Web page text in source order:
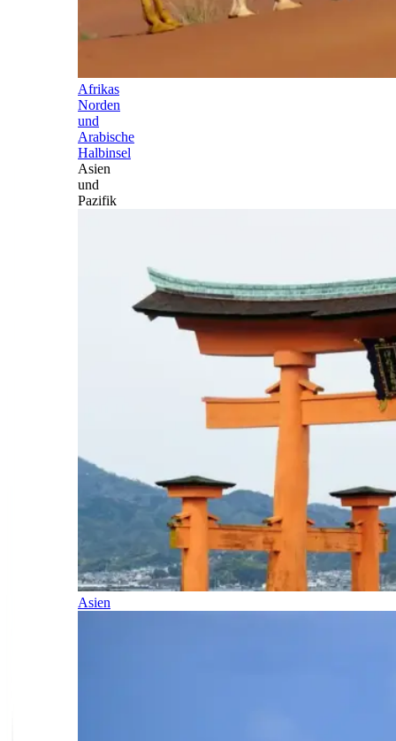
Afrikas
Norden
und
Arabische
Halbinsel
Asien
und
Pazifik
Asien